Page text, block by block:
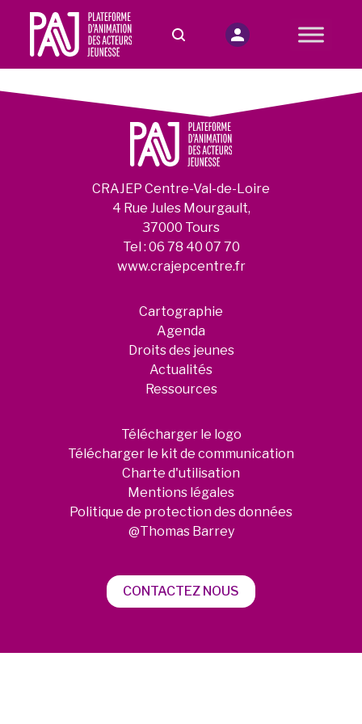
CRAJEP Centre-Val-de-Loire
4 Rue Jules Mourgault,
37000 Tours
Tel : 06 78 40 07 70
www.crajepcentre.fr
Cartographie
Agenda
Droits des jeunes
Actualités
Ressources
Télécharger le logo
Télécharger le kit de communication
Charte d'utilisation
Mentions légales
Politique de protection des données
@Thomas Barrey
CONTACTEZ NOUS